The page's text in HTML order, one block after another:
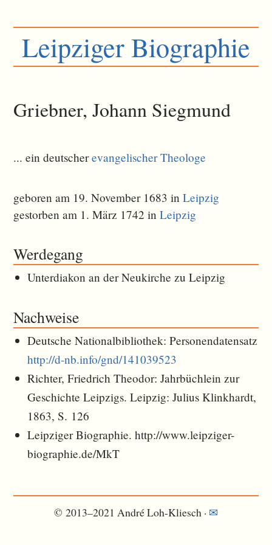
Leipziger Biographie
Griebner, Johann Siegmund
... ein deutscherevangelischer Theologe
geboren am 19. November 1683 inLeipzig
gestorben am 1. März 1742 inLeipzig
Werdegang
Unterdiakon an der Neukirche zu Leipzig
Nachweise
Deutsche Nationalbibliothek: Personendatensatz
http://d-nb.info/gnd/141039523
Richter, Friedrich Theodor: Jahrbüchlein zur
Geschichte Leipzigs. Leipzig: Julius Klinkhardt,
1863, S. 126
Leipziger Biographie. http://www.leipziger-
biographie.de/MkT
© 2013–2021 André Loh-Kliesch · ✉︎